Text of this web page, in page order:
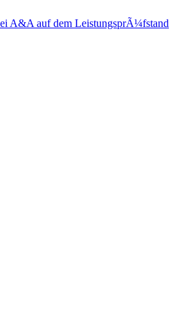
A&A auf dem LeistungsprÃ¼fstand